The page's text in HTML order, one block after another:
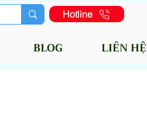
Hotline
BLOG LIÊN HỆ